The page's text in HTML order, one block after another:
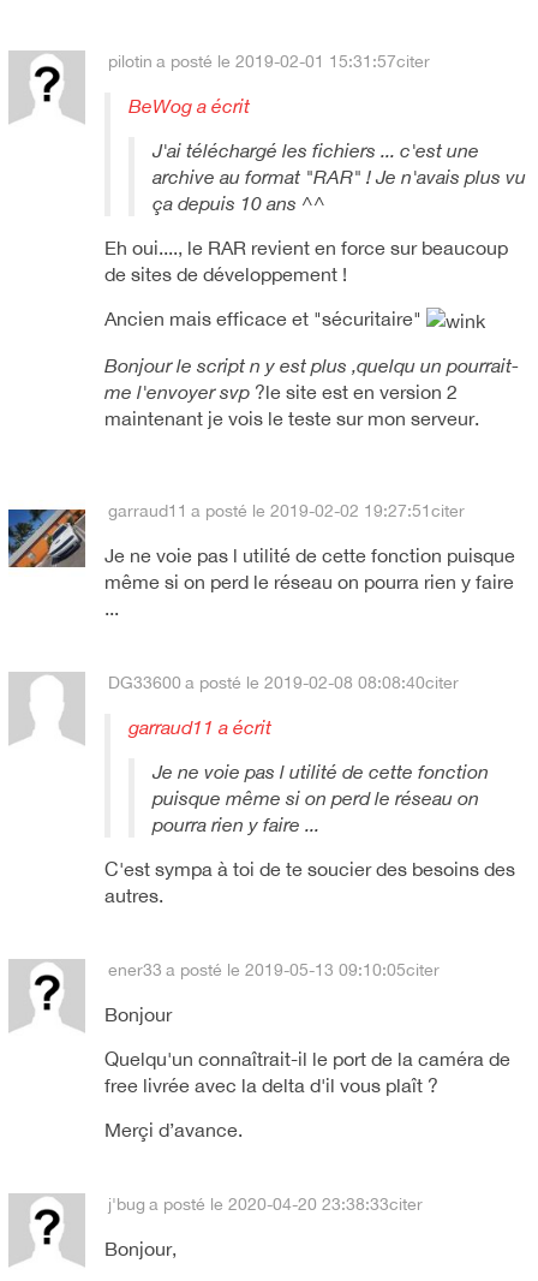
pilotin a posté le 2019-02-01 15:31:57citer
BeWog a écrit
J'ai téléchargé les fichiers ... c'est une
archive au format "RAR" ! Je n'avais plus vu
ça depuis 10 ans ^^
Eh oui...., le RAR revient en force sur beaucoup
de sites de développement !
Ancien mais efficace et "sécuritaire"
Bonjour le script n y est plus ,quelqu un pourrait-
me l'envoyer svp ?le site est en version 2
maintenant je vois le teste sur mon serveur.
garraud11 a posté le 2019-02-02 19:27:51citer
Je ne voie pas l utilité de cette fonction puisque
même si on perd le réseau on pourra rien y faire
...
DG33600 a posté le 2019-02-08 08:08:40citer
garraud11 a écrit
Je ne voie pas l utilité de cette fonction
puisque même si on perd le réseau on
pourra rien y faire ...
C'est sympa à toi de te soucier des besoins des
autres.
ener33 a posté le 2019-05-13 09:10:05citer
Bonjour
Quelqu'un connaîtrait-il le port de la caméra de
free livrée avec la delta d'il vous plaît ?
Merçi d’avance.
j'bug a posté le 2020-04-20 23:38:33citer
Bonjour,